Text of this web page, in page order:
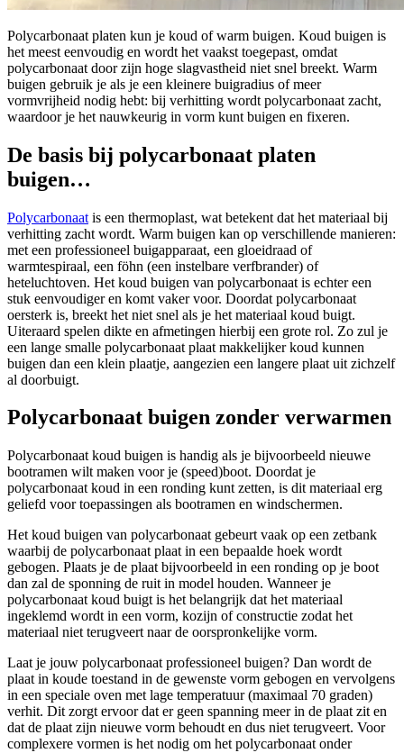
Polycarbonaat platen kun je koud of warm buigen. Koud buigen is
het meest eenvoudig en wordt het vaakst toegepast, omdat
polycarbonaat door zijn hoge slagvastheid niet snel breekt. Warm
buigen gebruik je als je een kleinere buigradius of meer
vormvrijheid nodig hebt: bij verhitting wordt polycarbonaat zacht,
waardoor je het nauwkeurig in vorm kunt buigen en fixeren.
De basis bij polycarbonaat platen
buigen…
Polycarbonaat is een thermoplast, wat betekent dat het materiaal bij
verhitting zacht wordt. Warm buigen kan op verschillende manieren:
met een professioneel buigapparaat, een gloeidraad of
warmtespiraal, een föhn (een instelbare verfbrander) of
heteluchtoven. Het koud buigen van polycarbonaat is echter een
stuk eenvoudiger en komt vaker voor. Doordat polycarbonaat
oersterk is, breekt het niet snel als je het materiaal koud buigt.
Uiteraard spelen dikte en afmetingen hierbij een grote rol. Zo zul je
een lange smalle polycarbonaat plaat makkelijker koud kunnen
buigen dan een klein plaatje, aangezien een langere plaat uit zichzelf
al doorbuigt.
Polycarbonaat buigen zonder verwarmen
Polycarbonaat koud buigen is handig als je bijvoorbeeld nieuwe
bootramen wilt maken voor je (speed)boot. Doordat je
polycarbonaat koud in een ronding kunt zetten, is dit materiaal erg
geliefd voor toepassingen als bootramen en windschermen.
Het koud buigen van polycarbonaat gebeurt vaak op een zetbank
waarbij de polycarbonaat plaat in een bepaalde hoek wordt
gebogen. Plaats je de plaat bijvoorbeeld in een ronding op je boot
dan zal de sponning de ruit in model houden. Wanneer je
polycarbonaat koud buigt is het belangrijk dat het materiaal
ingeklemd wordt in een vorm, kozijn of constructie zodat het
materiaal niet terugveert naar de oorspronkelijke vorm.
Laat je jouw polycarbonaat professioneel buigen? Dan wordt de
plaat in koude toestand in de gewenste vorm gebogen en vervolgens
in een speciale oven met lage temperatuur (maximaal 70 graden)
verhit. Dit zorgt ervoor dat er geen spanning meer in de plaat zit en
dat de plaat zijn nieuwe vorm behoudt en dus niet terugveert. Voor
complexere vormen is het nodig om het polycarbonaat onder